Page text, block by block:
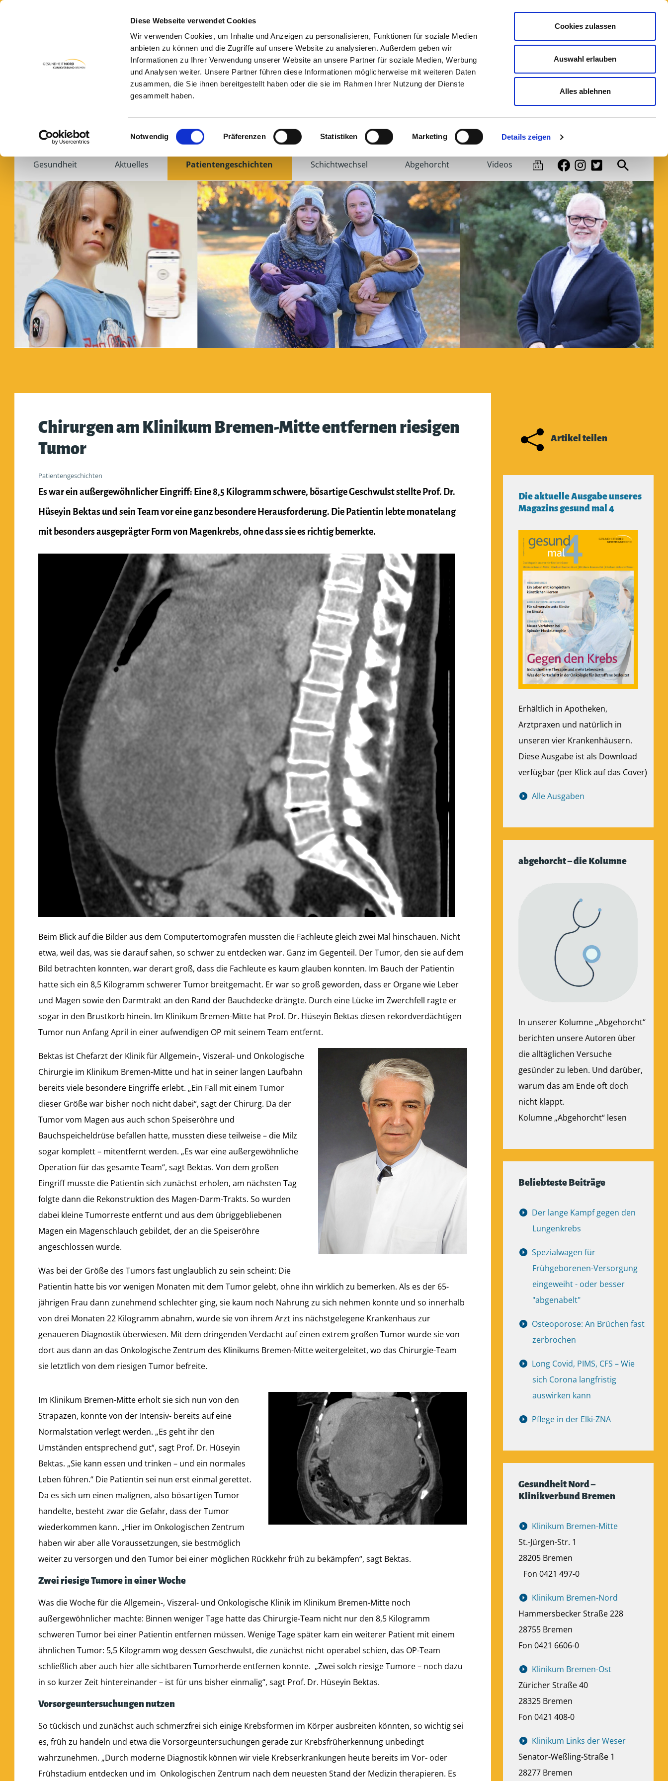
Diese Webseite verwendet Cookies
Wir verwenden Cookies, um Inhalte und Anzeigen zu personalisieren, Funktionen für soziale Medien
anbieten zu können und die Zugriffe auf unsere Website zu analysieren. Außerdem geben wir
Informationen zu Ihrer Verwendung unserer Website an unsere Partner für soziale Medien, Werbung
und Analysen weiter. Unsere Partner führen diese Informationen möglicherweise mit weiteren Daten
zusammen, die Sie ihnen bereitgestellt haben oder die sie im Rahmen Ihrer Nutzung der Dienste
gesammelt haben.
Einwilligungsauswahl
Notwendig Präferenzen Statistiken Marketing Details zeigen
Cookies zulassen
Auswahl erlauben
Alles ablehnen
Leichte Sprache Kontrast
Das Magazin der vier Krankenhäuser Klinikum Bremen-Mitte Klinikum Bremen-Nord Klinikum Bremen-Ost
Gesundheit Aktuelles Patientengeschichten Schichtwechsel Abgehorcht Videos
Chirurgen am Klinikum Bremen-Mitte entfernen riesigen
Tumor
Patientengeschichten
Es war ein außergewöhnlicher Eingriff: Eine 8,5 Kilogramm schwere, bösartige Geschwulst stellte Prof. Dr.
Hüseyin Bektas und sein Team vor eine ganz besondere Herausforderung. Die Patientin lebte monatelang
mit besonders ausgeprägter Form von Magenkrebs, ohne dass sie es richtig bemerkte.
Beim Blick auf die Bilder aus dem Computertomografen mussten die Fachleute gleich zwei Mal hinschauen. Nicht
etwa, weil das, was sie darauf sahen, so schwer zu entdecken war. Ganz im Gegenteil. Der Tumor, den sie auf dem
Bild betrachten konnten, war derart groß, dass die Fachleute es kaum glauben konnten. Im Bauch der Patientin
hatte sich ein 8,5 Kilogramm schwerer Tumor breitgemacht. Er war so groß geworden, dass er Organe wie Leber
und Magen sowie den Darmtrakt an den Rand der Bauchdecke drängte. Durch eine Lücke im Zwerchfell ragte er
sogar in den Brustkorb hinein. Im Klinikum Bremen-Mitte hat Prof. Dr. Hüseyin Bektas diesen rekordverdächtigen
Tumor nun Anfang April in einer aufwendigen OP mit seinem Team entfernt.
Bektas ist Chefarzt der Klinik für Allgemein-, Viszeral- und Onkologische
Chirurgie im Klinikum Bremen-Mitte und hat in seiner langen Laufbahn
bereits viele besondere Eingriffe erlebt. „Ein Fall mit einem Tumor
dieser Größe war bisher noch nicht dabei“, sagt der Chirurg. Da der
Tumor vom Magen aus auch schon Speiseröhre und
Bauchspeicheldrüse befallen hatte, mussten diese teilweise – die Milz
sogar komplett – mitentfernt werden. „Es war eine außergewöhnliche
Operation für das gesamte Team“, sagt Bektas. Von dem großen
Eingriff musste die Patientin sich zunächst erholen, am nächsten Tag
folgte dann die Rekonstruktion des Magen-Darm-Trakts. So wurden
dabei kleine Tumorreste entfernt und aus dem übriggebliebenen
Magen ein Magenschlauch gebildet, der an die Speiseröhre
angeschlossen wurde.
Was bei der Größe des Tumors fast unglaublich zu sein scheint: Die
Patientin hatte bis vor wenigen Monaten mit dem Tumor gelebt, ohne ihn wirklich zu bemerken. Als es der 65-
jährigen Frau dann zunehmend schlechter ging, sie kaum noch Nahrung zu sich nehmen konnte und so innerhalb
von drei Monaten 22 Kilogramm abnahm, wurde sie von ihrem Arzt ins nächstgelegene Krankenhaus zur
genaueren Diagnostik überwiesen. Mit dem dringenden Verdacht auf einen extrem großen Tumor wurde sie von
dort aus dann an das Onkologische Zentrum des Klinikums Bremen-Mitte weitergeleitet, wo das Chirurgie-Team
sie letztlich von dem riesigen Tumor befreite.
Im Klinikum Bremen-Mitte erholt sie sich nun von den
Strapazen, konnte von der Intensiv- bereits auf eine
Normalstation verlegt werden. „Es geht ihr den
Umständen entsprechend gut“, sagt Prof. Dr. Hüseyin
Bektas. „Sie kann essen und trinken – und ein normales
Leben führen.“ Die Patientin sei nun erst einmal gerettet.
Da es sich um einen malignen, also bösartigen Tumor
handelte, besteht zwar die Gefahr, dass der Tumor
wiederkommen kann. „Hier im Onkologischen Zentrum
haben wir aber alle Voraussetzungen, sie bestmöglich
weiter zu versorgen und den Tumor bei einer möglichen Rückkehr früh zu bekämpfen“, sagt Bektas.
Zwei riesige Tumore in einer Woche
Was die Woche für die Allgemein-, Viszeral- und Onkologische Klinik im Klinikum Bremen-Mitte noch
außergewöhnlicher machte: Binnen weniger Tage hatte das Chirurgie-Team nicht nur den 8,5 Kilogramm
schweren Tumor bei einer Patientin entfernen müssen. Wenige Tage später kam ein weiterer Patient mit einem
ähnlichen Tumor: 5,5 Kilogramm wog dessen Geschwulst, die zunächst nicht operabel schien, das OP-Team
schließlich aber auch hier alle sichtbaren Tumorherde entfernen konnte. „Zwei solch riesige Tumore – noch dazu
in so kurzer Zeit hintereinander – ist für uns bisher einmalig“, sagt Prof. Dr. Hüseyin Bektas.
Vorsorgeuntersuchungen nutzen
So tückisch und zunächst auch schmerzfrei sich einige Krebsformen im Körper ausbreiten könnten, so wichtig sei
es, früh zu handeln und etwa die Vorsorgeuntersuchungen gerade zur Krebsfrüherkennung unbedingt
wahrzunehmen. „Durch moderne Diagnostik können wir viele Krebserkrankungen heute bereits im Vor- oder
Frühstadium entdecken und im Onkologischen Zentrum nach dem neuesten Stand der Medizin therapieren. Es
Artikel teilen
Die aktuelle Ausgabe unseres
Magazins gesund mal 4
Erhältlich in Apotheken,
Arztpraxen und natürlich in
unseren vier Krankenhäusern.
Diese Ausgabe ist als Download
verfügbar (per Klick auf das Cover)
Alle Ausgaben
abgehorcht – die Kolumne
In unserer Kolumne „Abgehorcht“
berichten unsere Autoren über
die alltäglichen Versuche
gesünder zu leben. Und darüber,
warum das am Ende oft doch
nicht klappt.
Kolumne „Abgehorcht“ lesen
Beliebteste Beiträge
Der lange Kampf gegen den
Lungenkrebs
Spezialwagen für
Frühgeborenen-Versorgung
eingeweiht - oder besser
"abgenabelt"
Osteoporose: An Brüchen fast
zerbrochen
Long Covid, PIMS, CFS – Wie
sich Corona langfristig
auswirken kann
Pflege in der Elki-ZNA
Gesundheit Nord –
Klinikverbund Bremen
Klinikum Bremen-Mitte
St.-Jürgen-Str. 1
28205 Bremen
Fon 0421 497-0
Klinikum Bremen-Nord
Hammersbecker Straße 228
28755 Bremen
Fon 0421 6606-0
Klinikum Bremen-Ost
Züricher Straße 40
28325 Bremen
Fon 0421 408-0
Klinikum Links der Weser
Senator-Weßling-Straße 1
28277 Bremen